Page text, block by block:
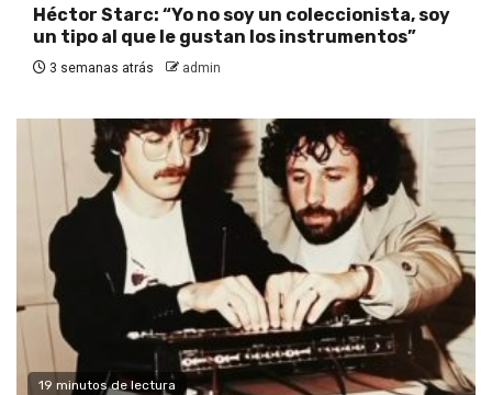
Héctor Starc: “Yo no soy un coleccionista, soy
un tipo al que le gustan los instrumentos”
3 semanas atrás admin
19 minutos de lectura